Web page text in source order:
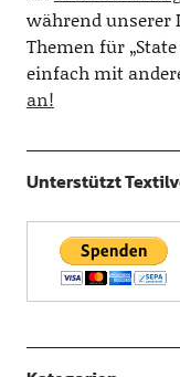
während unserer
Themen für
einfach mit
an!
Unterstützt